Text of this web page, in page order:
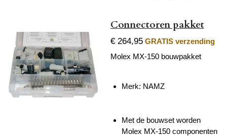
Connectoren pakket
€ 264,95 GRATIS verzending
Molex MX-150 bouwpakket
Merk: NAMZ
Met de bouwset worden
Molex MX-150 componenten